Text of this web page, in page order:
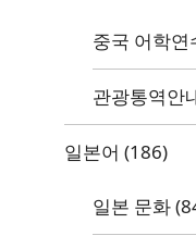
중국 어학연
관광통역안
일본어 (186)
일본 문화